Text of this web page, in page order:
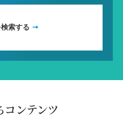
索する
ンテンツ